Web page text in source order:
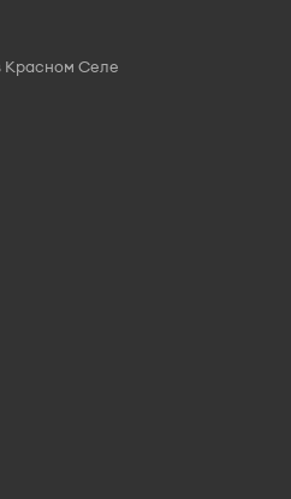
Красном Селе